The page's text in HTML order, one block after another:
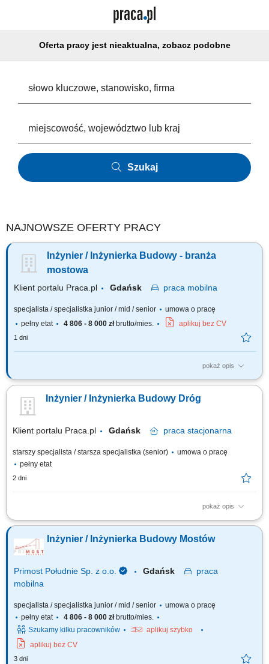
Oferta pracy jest nieaktualna, zobacz podobne
Szukaj
NAJNOWSZE OFERTY PRACY
Inżynier / Inżynierka Budowy - branża
mostowa
Klient portalu Praca.pl Gdańsk praca mobilna
specjalista / specjalistka junior / mid / senior
umowa o pracę
pełny etat
4 806 - 8 000 złbrutto/mies. aplikuj bez CV
1 dni
pokaż opis
Analiza dokumentacji projektowej. Współpraca z Kierownikiem Budowy.
dostawców. Opracowywanie i archiwizacja dokumentacji, kontrola
kosztów.
Inżynier / Inżynierka Budowy Dróg
Klient portalu Praca.pl Gdańsk praca stacjonarna
starszy specjalista / starsza specjalistka (senior)
umowa o pracę
pełny etat
2 dni
pokaż opis
Dbanie o ciągłość i rytm prac drogowych poprzez wsparcie w organizacji
nadzorowanie dokumentacji budowlanej związanej ze sprawnym
przekazywaniem poszczególnych etapów inwestycji. Sprawdzanie
Inżynier / Inżynierka Budowy Mostów
Primost Południe Sp. z o.o. Gdańsk
praca
mobilna
specjalista / specjalistka junior / mid / senior
umowa o pracę
pełny etat
4 806 - 8 000 złbrutto/mies.
Szukamy kilku pracowników
aplikuj szybko
aplikuj bez CV
3 dni